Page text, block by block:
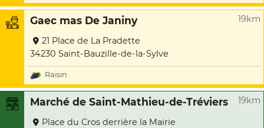
Gaec mas De Janiny 19km
21 Place de La Pradette
34230 Saint-Bauzille-de-la-Sylve
Raisin
Marché de Saint-Mathieu-de-Tréviers 19km
Place du Cros derrière la Mairie